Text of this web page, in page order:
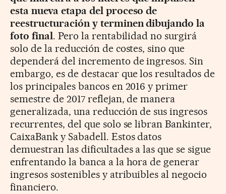
esta nueva etapa del proceso de
reestructuración y terminen dibujando la
foto final. Pero la rentabilidad no surgirá
solo de la reducción de costes, sino que
dependerá del incremento de ingresos. Sin
embargo, es de destacar que los resultados de
los principales bancos en 2016 y primer
semestre de 2017 reflejan, de manera
generalizada, una reducción de sus ingresos
recurrentes, del que solo se libran Bankinter,
CaixaBank y Sabadell. Estos datos
demuestran las dificultades a las que se sigue
enfrentando la banca a la hora de generar
ingresos sostenibles y atribuibles al negocio
financiero.